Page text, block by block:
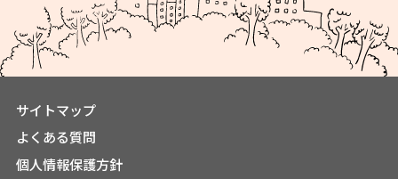
サイトマップ
よくある質問
個人情報保護方針